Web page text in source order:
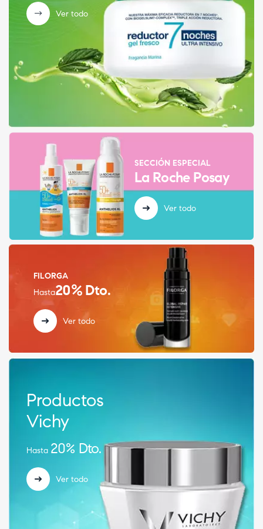
Ver todo
SECCIÓN ESPECIAL
La Roche Posay
Ver todo
FILORGA
Hasta20% Dto.
Ver todo
Productos
Vichy
Hasta 20% Dto.
Ver todo